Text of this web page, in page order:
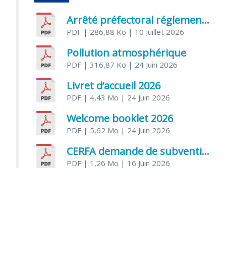
Arrêté préfectoral réglementant l’usage de l’eau
PDF | 286,88 Ko | 10 Juillet 2026
Pollution atmosphérique
PDF | 316,87 Ko | 24 Juin 2026
Livret d’accueil 2026
PDF | 4,43 Mo | 24 Juin 2026
Welcome booklet 2026
PDF | 5,62 Mo | 24 Juin 2026
CERFA demande de subvention association
PDF | 1,26 Mo | 16 Juin 2026